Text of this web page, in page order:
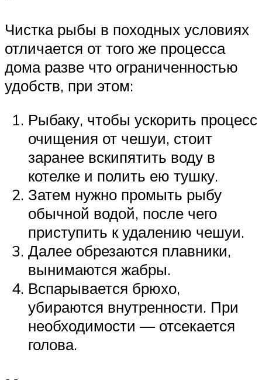
Чистка рыбы в походных условиях
отличается от того же процесса
дома разве что ограниченностью
удобств, при этом:
Рыбаку, чтобы ускорить процесс
очищения от чешуи, стоит
заранее вскипятить воду в
котелке и полить ею тушку.
Затем нужно промыть рыбу
обычной водой, после чего
приступить к удалению чешуи.
Далее обрезаются плавники,
вынимаются жабры.
Вспарывается брюхо,
убираются внутренности. При
необходимости — отсекается
голова.